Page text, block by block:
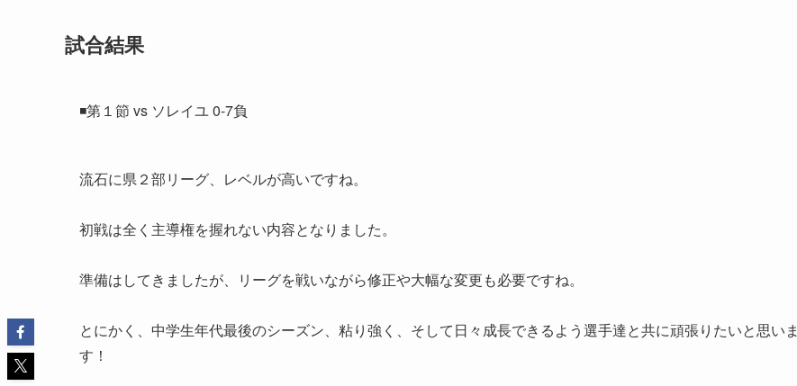
試合結果
◾️第１節 vs ソレイユ 0-7負
流石に県２部リーグ、レベルが高いですね。
初戦は全く主導権を握れない内容となりました。
準備はしてきましたが、リーグを戦いながら修正や大幅な変更も必要ですね。
とにかく、中学生年代最後のシーズン、粘り強く、そして日々成長できるよう選手達と共に頑張りたいと思いま
す！